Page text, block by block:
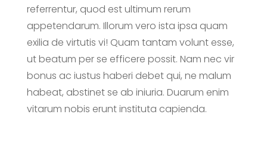
referrentur, quod est ultimum rerum
appetendarum. Illorum vero ista ipsa quam
exilia de virtutis vi! Quam tantam volunt esse,
ut beatum per se efficere possit. Nam nec vir
bonus ac iustus haberi debet qui, ne malum
habeat, abstinet se ab iniuria. Duarum enim
vitarum nobis erunt instituta capienda.